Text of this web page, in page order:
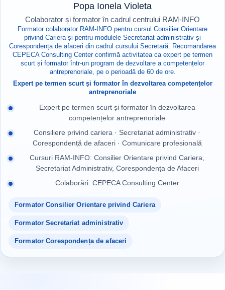
Popa Ionela Violeta
Colaborator și formator în cadrul centrului RAM-INFO
Formator colaborator RAM-INFO pentru cursul Consilier Orientare
privind Cariera și pentru modulele Secretariat administrativ și
Corespondența de afaceri din cadrul cursului Secretară. Recomandarea
CEPECA Consulting Center confirmă activitatea ca expert pe termen
scurt și formator într-un program de dezvoltare a competențelor
antreprenoriale, pe o perioadă de 60 de ore.
Expert pe termen scurt și formator în dezvoltarea competențelor
antreprenoriale
Expert pe termen scurt și formator în dezvoltarea
competențelor antreprenoriale
Consiliere privind cariera · Secretariat administrativ ·
Corespondență de afaceri · Comunicare profesională
Cursuri RAM-INFO: Consilier Orientare privind Cariera,
Secretariat Administrativ, Corespondența de Afaceri
Colaborări: CEPECA Consulting Center
Formator Consilier Orientare privind Cariera
Formator Secretariat administrativ
Formator Corespondența de afaceri